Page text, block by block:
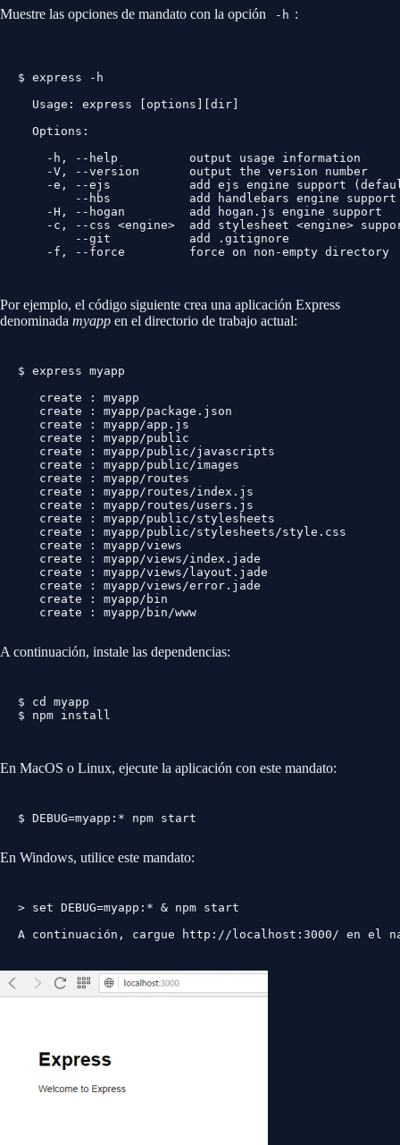
Muestre las opciones de mandato con la opción -h :
$ express -h
  Usage: express [options][dir]
  Options:
    -h, --help          output usage information
    -V, --version       output the version number
-e, --ejs           add ejs engine support
        --hbs           add handlebars engine support
    -H, --hogan         add hogan.js engine support
-c, --css <engine>  add stylesheet <engine>
        --git           add .gitignore
    -f, --force         force on non-empty directory
Por ejemplo, el código siguiente crea una aplicación Express
denominada myapp en el directorio de trabajo actual:
$ express myapp
   create : myapp
   create : myapp/package.json
   create : myapp/app.js
   create : myapp/public
   create : myapp/public/javascripts
   create : myapp/public/images
   create : myapp/routes
   create : myapp/routes/index.js
   create : myapp/routes/users.js
   create : myapp/public/stylesheets
   create : myapp/public/stylesheets/style.css
   create : myapp/views
   create : myapp/views/index.jade
   create : myapp/views/layout.jade
   create : myapp/views/error.jade
   create : myapp/bin
   create : myapp/bin/www
A continuación, instale las dependencias:
$ cd myapp
En MacOS o Linux, ejecute la aplicación con este mandato:
$ DEBUG=myapp:* npm start
En Windows, utilice este mandato:
A continuación, cargue
http://localhost:3000/ en el